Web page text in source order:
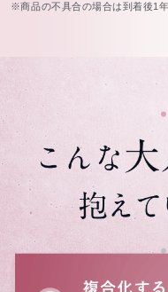
※商品の不具合の場合は到着後1